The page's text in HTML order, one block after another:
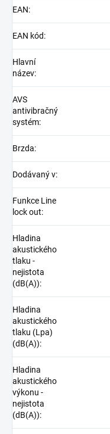
EAN:
EAN kód:
Hlavní
název:
AVS
antivibračný
systém:
Brzda:
Dodávaný v:
Funkce Line
lock out:
Hladina
akustického
tlaku -
nejistota
(dB(A)):
Hladina
akustického
tlaku (Lpa)
(dB(A)):
Hladina
akustického
výkonu -
nejistota
(dB(A)):